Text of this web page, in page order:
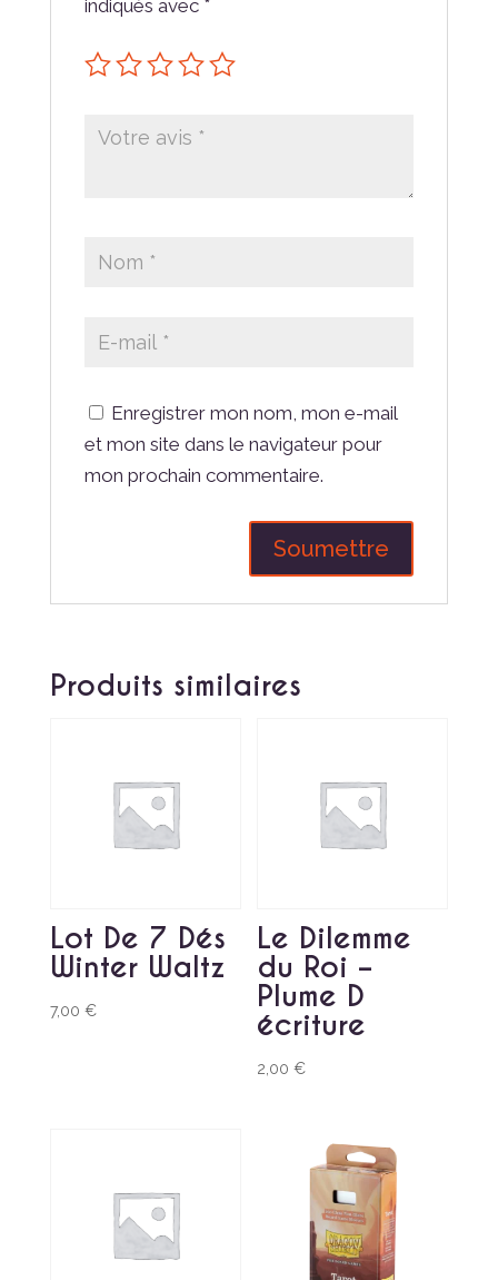
indiqués avec *
Enregistrer mon nom, mon e-mail
et mon site dans le navigateur pour
mon prochain commentaire.
Produits similaires
Lot De 7 Dés
Winter Waltz
7,00 €
Le Dilemme
du Roi –
Plume D
écriture
2,00€